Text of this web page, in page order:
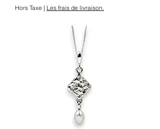
Hors Taxe | Les frais de livraison.